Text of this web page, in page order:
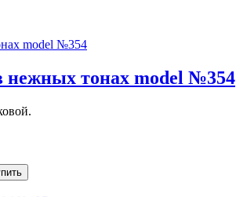
нежных тонах model №354